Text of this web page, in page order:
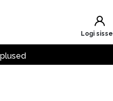
Logi sisse